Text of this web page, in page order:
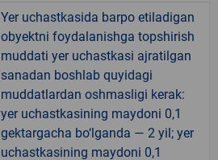
Yer uchastkasida barpo etiladigan
obyektni foydalanishga topshirish
muddati yer uchastkasi ajratilgan
sanadan boshlab quyidagi
muddatlardan oshmasligi kerak:
yer uchastkasining maydoni 0,1
gektargacha bo‘lganda — 2 yil; yer
uchastkasining maydoni 0,1